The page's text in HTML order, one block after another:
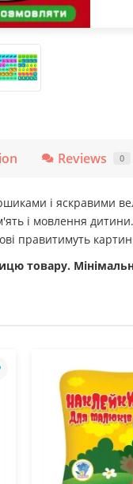
Reviews 0
і яскравими
і мовлення
правитимуть
товару.